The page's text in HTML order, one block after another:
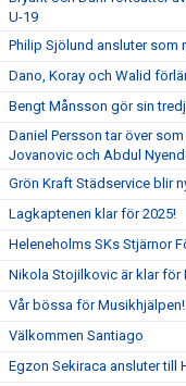
U-19
Philip Sjölund ansluter som
Dano, Koray och Walid
Bengt Månsson gör sin
Daniel Persson tar över
Jovanovic och Abdul
Grön Kraft Städservice blir
Lagkaptenen klar för 2025!
Heleneholms SKs Stjärnor
Nikola Stojilkovic är klar för
Vår bössa för Musikhjälpen!
Välkommen Santiago
Egzon Sekiraca ansluter till